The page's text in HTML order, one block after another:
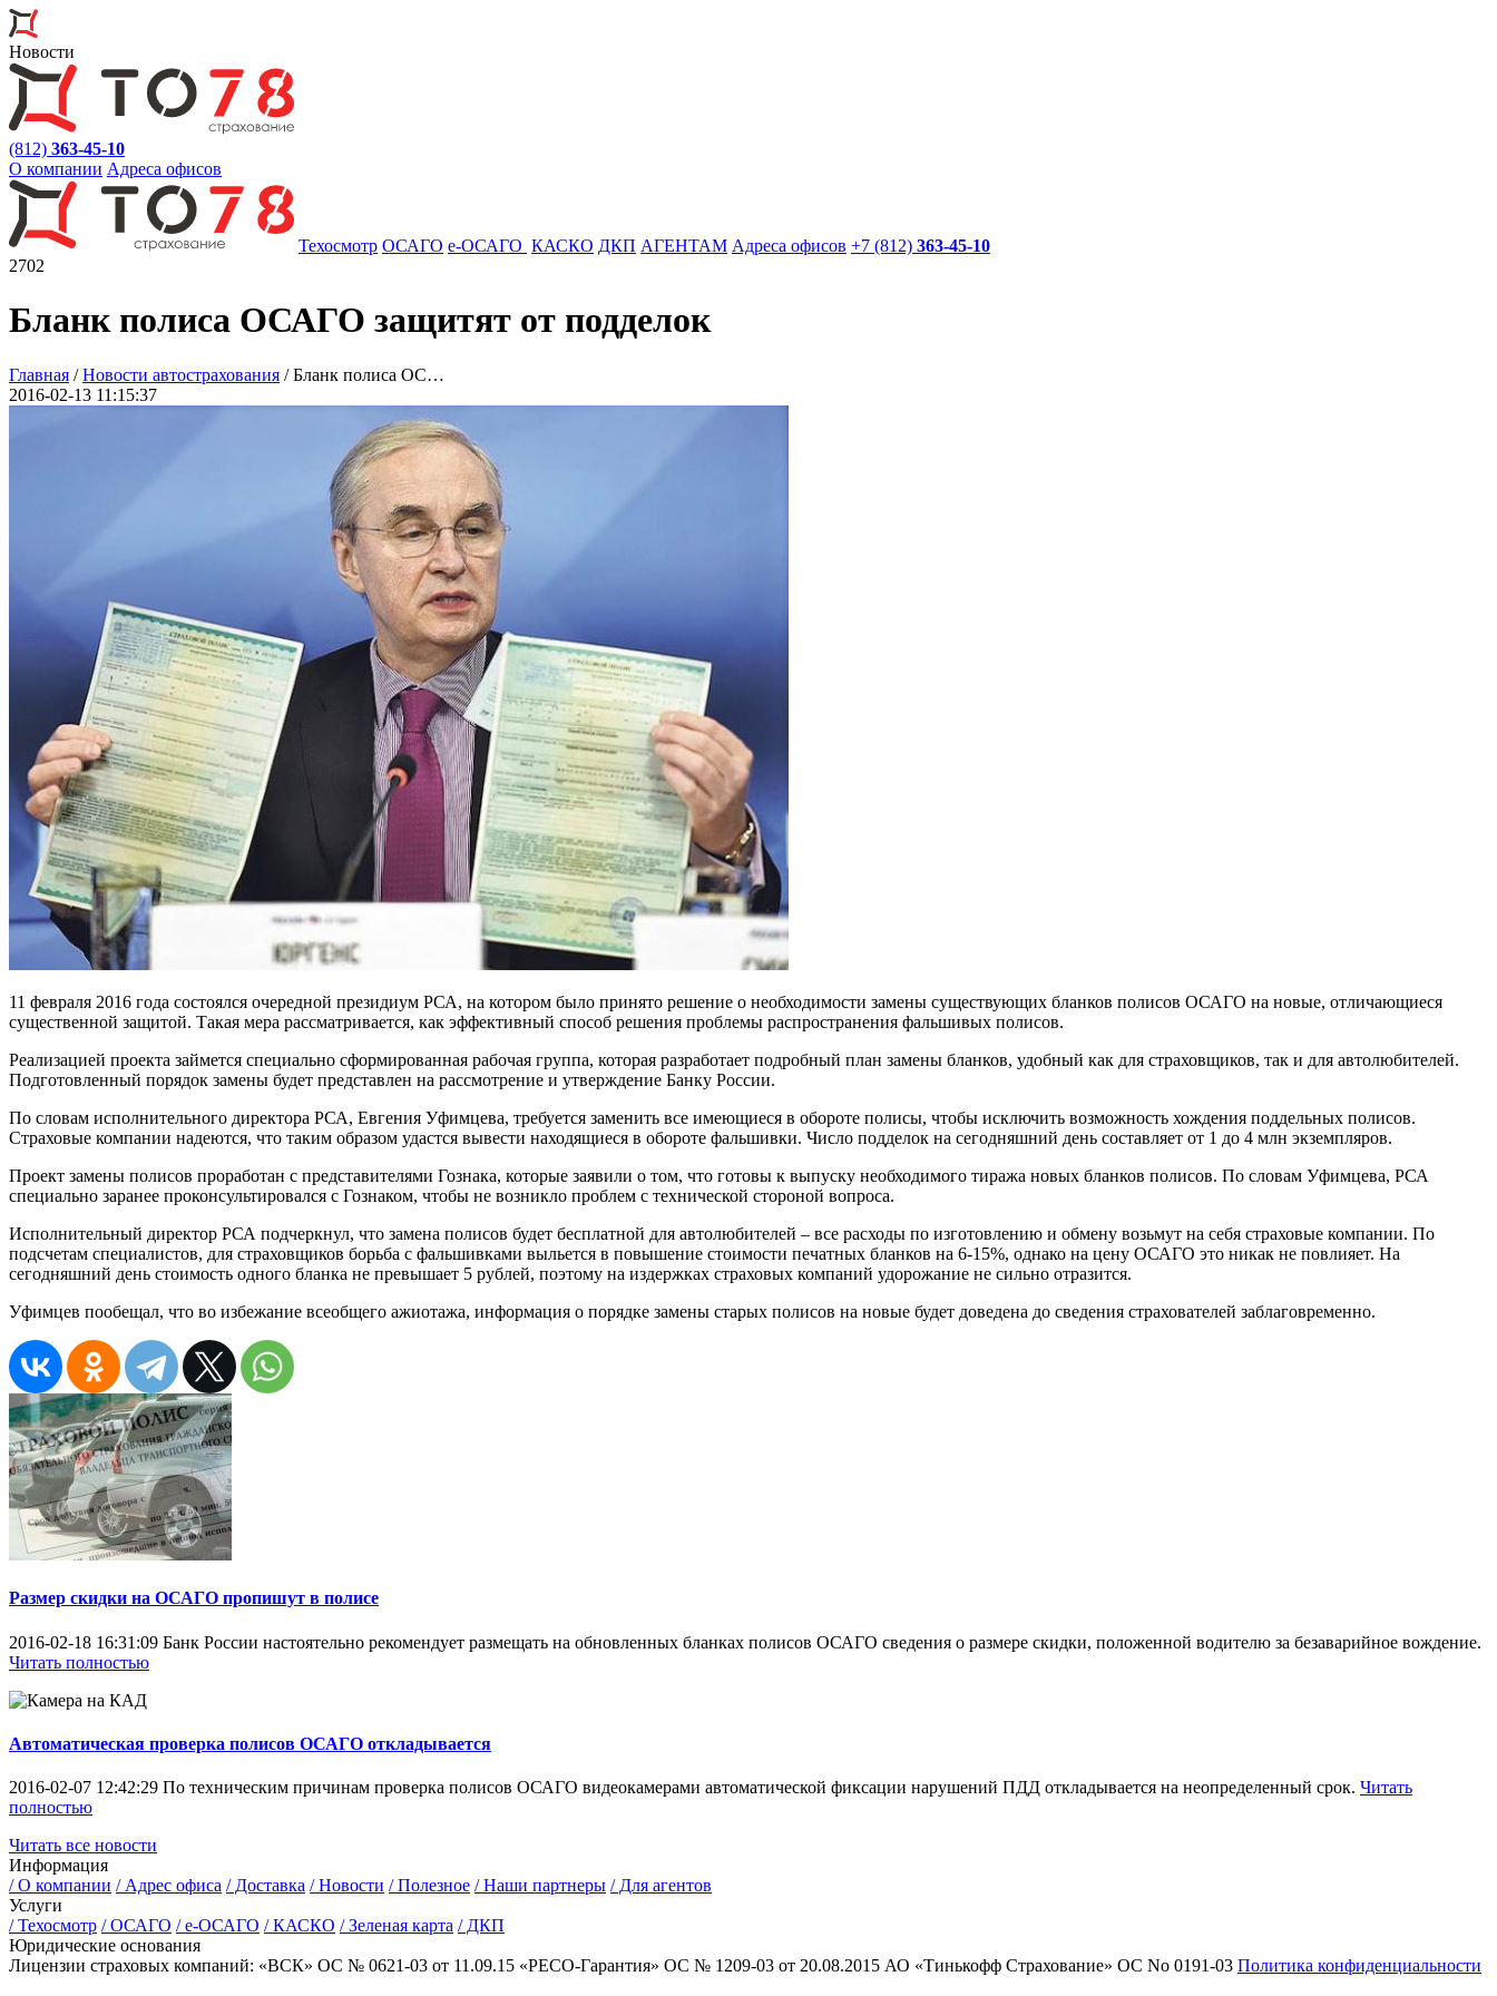
Новости
(812) 363-45-10
О компании Адреса офисов
Техосмотр ОСАГО e-ОСАГО КАСКО ДКП АГЕНТАМ Адреса офисов +7 (812) 363-45-10
2702
Бланк полиса ОСАГО защитят от подделок
Главная /Новости автострахования /Бланк полиса ОС…
2016-02-13 11:15:37
11 февраля 2016 года состоялся очередной президиум РСА, на котором было принято решение о необходимости замены существующих бланков полисов ОСАГО на новые, отличающиеся
существенной защитой. Такая мера рассматривается, как эффективный способ решения проблемы распространения фальшивых полисов.
Реализацией проекта займется специально сформированная рабочая группа, которая разработает подробный план замены бланков, удобный как для страховщиков, так и для автолюбителей.
Подготовленный порядок замены будет представлен на рассмотрение и утверждение Банку России.
По словам исполнительного директора РСА, Евгения Уфимцева, требуется заменить все имеющиеся в обороте полисы, чтобы исключить возможность хождения поддельных полисов.
Страховые компании надеются, что таким образом удастся вывести находящиеся в обороте фальшивки. Число подделок на сегодняшний день составляет от 1 до 4 млн экземпляров.
Проект замены полисов проработан с представителями Гознака, которые заявили о том, что готовы к выпуску необходимого тиража новых бланков полисов. По словам Уфимцева, РСА
специально заранее проконсультировался с Гознаком, чтобы не возникло проблем с технической стороной вопроса.
Исполнительный директор РСА подчеркнул, что замена полисов будет бесплатной для автолюбителей – все расходы по изготовлению и обмену возьмут на себя страховые компании. По
подсчетам специалистов, для страховщиков борьба с фальшивками выльется в повышение стоимости печатных бланков на 6-15%, однако на цену ОСАГО это никак не повлияет. На
сегодняшний день стоимость одного бланка не превышает 5 рублей, поэтому на издержках страховых компаний удорожание не сильно отразится.
Уфимцев пообещал, что во избежание всеобщего ажиотажа, информация о порядке замены старых полисов на новые будет доведена до сведения страхователей заблаговременно.
Размер скидки на ОСАГО пропишут в полисе
2016-02-18 16:31:09 Банк России настоятельно рекомендует размещать на обновленных бланках полисов ОСАГО сведения о размере скидки, положенной водителю за безаварийное вождение.
Читать полностью
Автоматическая проверка полисов ОСАГО откладывается
2016-02-07 12:42:29 По техническим причинам проверка полисов ОСАГО видеокамерами автоматической фиксации нарушений ПДД откладывается на неопределенный срок. Читать
полностью
Читать все новости
Информация
/О компании /Адрес офиса /Доставка /Новости /Полезное /Наши партнеры /Для агентов
Услуги
/Техосмотр /ОСАГО /е-ОСАГО /КАСКО /Зеленая карта /ДКП
Юридические основания
Лицензии страховых компаний: «ВСК» ОС № 0621-03 от 11.09.15 «РЕСО-Гарантия» ОС № 1209-03 от 20.08.2015 АО «Тинькофф Страхование» ОС No 0191-03 Политика конфиденциальности